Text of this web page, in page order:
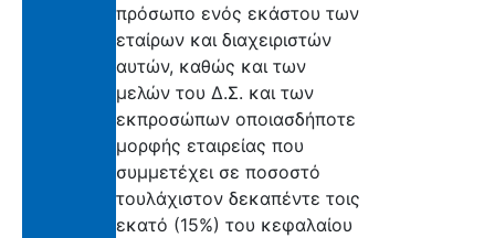
πρόσωπο ενός εκάστου των
εταίρων και διαχειριστών
αυτών, καθώς και των
μελών του Δ.Σ. και των
εκπροσώπων οποιασδήποτε
μορφής εταιρείας που
συμμετέχει σε ποσοστό
τουλάχιστον δεκαπέντε τοις
εκατό (15%) του κεφαλαίου